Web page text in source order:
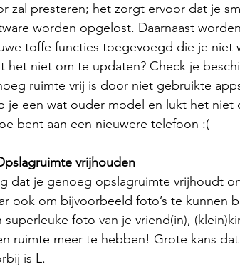
zal presteren; het zorgt ervoor dat je
worden opgelost. Daarnaast
toffe functies toegevoegd die je niet
het niet om te updaten? Check je
ruimte vrij is door niet gebruikte
je een wat ouder model en lukt het
bent aan een nieuwere telefoon :(
vrijhouden
dat je genoeg opslagruimte vrijhoudt
ook om bijvoorbeeld foto’s te kunnen
superleuke foto van je vriend(in),
ruimte meer te hebben! Grote kans
is L.